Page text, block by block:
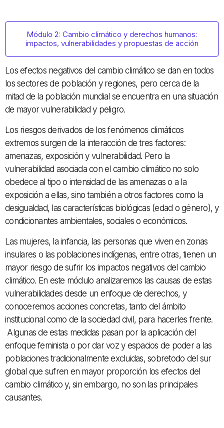
Módulo 2: Cambio climático y derechos humanos:
impactos, vulnerabilidades y propuestas de acción
Los efectos negativos del cambio climático se dan en todos
los sectores de población y regiones, pero cerca de la
mitad de la población mundial se encuentra en una situación
de mayor vulnerabilidad y peligro.
Los riesgos derivados de los fenómenos climáticos
extremos surgen de la interacción de tres factores:
amenazas, exposición y vulnerabilidad. Pero la
vulnerabilidad asociada con el cambio climático no solo
obedece al tipo o intensidad de las amenazas o a la
exposición a ellas, sino también a otros factores como la
desigualdad, las características biológicas (edad o género), y
condicionantes ambientales, sociales o económicos.
Las mujeres, la infancia, las personas que viven en zonas
insulares o las poblaciones indígenas, entre otras, tienen un
mayor riesgo de sufrir los impactos negativos del cambio
climático. En este módulo analizaremos las causas de estas
vulnerabilidades desde un enfoque de derechos, y
conoceremos acciones concretas, tanto del ámbito
institucional como de la sociedad civil, para hacerles frente.
Algunas de estas medidas pasan por la aplicación del
enfoque feminista o por dar voz y espacios de poder a las
poblaciones tradicionalmente excluidas, sobretodo del sur
global que sufren en mayor proporción los efectos del
cambio climático y, sin embargo, no son las principales
causantes.